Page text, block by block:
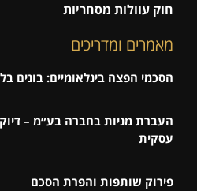
חוק עוולות מסחריות
מאמרים ומדריכים
הסכמי הפצה בינלאומיים: בונים
העברת מניות בחברה בע״מ –
עסקית
פירוק שותפות והפרת הסכם